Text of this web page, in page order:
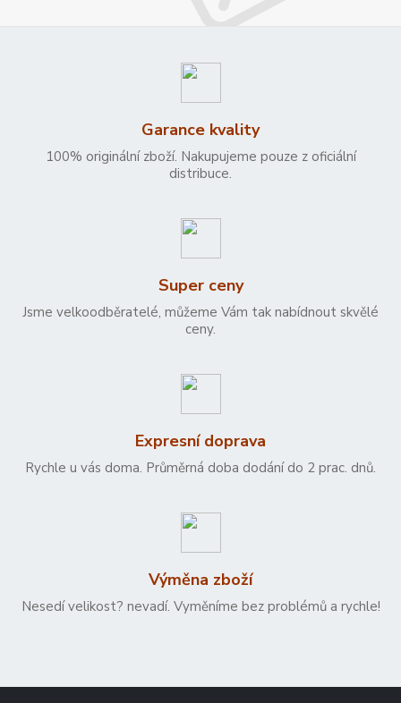
Garance kvality
100% originální zboží. Nakupujeme pouze z oficiální
distribuce.
Super ceny
Jsme velkoodběratelé, můžeme Vám tak nabídnout skvělé
ceny.
Expresní doprava
Rychle u vás doma. Průměrná doba dodání do 2 prac. dnů.
Výměna zboží
Nesedí velikost? nevadí. Vyměníme bez problémů a rychle!